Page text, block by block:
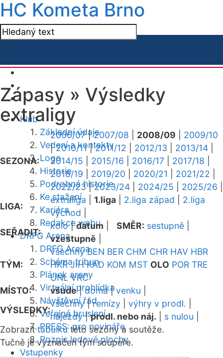
HC Kometa Brno
Klub
Základní údaje
Vedení a kontakty
Logo
Historie
Podrobná historie
Ke stažení
Kariéra
Redakce webu
DRFG Arena
DRFG Arena
Schéma tribun
Plánek areny
Virtuální prohlídka
Návštěvní řád
Veřejné bruslení
PRESS: pro novináře
Rozpis ledové plochy
Vstupenky
Zápasy » Výsledky
extraligy
SEZONA:
2006/07|2007/08 2008/09
2009/10
|2010/11|2011/12 2012/13 2013/14
2014/15
2015/16 2016/17 2017/18
2018/19
2019/20 2020/21 2021/22
2022/23|2023/24 2024/25 2025/26
LIGA:
extraliga 1.liga 2.liga západ
2.liga
východ
SEŘADIT:
kolo|datum SMĚR: sestupně
vzestupně
TÝM:
všechny BEN BER CHM CHR HAV HBR
HKR JIH KAD KOM MST OLO POR TRE
UNL VRC
MÍSTO:
všude|doma|venku
VÝSLEDKY:
všechny|remízy výhry v prodl.
nájezdy|prodl. nebo náj. s nulou
Zobrazittabulkutéto sezóny a soutěže.
Tučně je vyznačen tým soupeře.